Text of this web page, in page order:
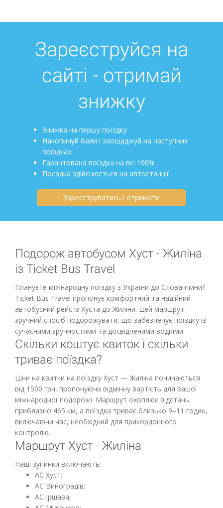
Зареєструйся на
сайті - отримай
знижку
Знижка на першу поїздку
Накопичуй бали і заощаджуй на наступних
поїздках
Гарантована поїздка на всі 100%
Посадка здійснюється на автостанції
Зареєструватись і отримати
Подорож автобусом Хуст - Жиліна
із Ticket Bus Travel
Плануєте міжнародну поїздку з України до Словаччини?
Ticket Bus Travel пропонує комфортний та надійний
автобусний рейс із Хуста до Жиліни. Цей маршрут —
зручний спосіб подорожувати, що забезпечує поїздку із
сучасними зручностями та досвідченими водіями.
Скільки коштує квиток і скільки
триває поїздка?
Ціни на квитки на поїздку Хуст — Жиліна починаються
від 1500 грн, пропонуючи відмінну вартість для вашої
міжнародної подорожі. Маршрут охоплює відстань
приблизно 465 км, а поїздка триває близько 9–11 годин,
включаючи час, необхідний для прикордонного
контролю.
Маршрут Хуст - Жиліна
Наші зупинки включають:
АС Хуст;
АС Виноградів;
АС Іршава;